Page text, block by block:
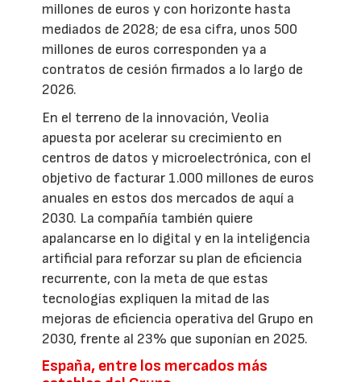
millones de euros y con horizonte hasta
mediados de 2028; de esa cifra, unos 500
millones de euros corresponden ya a
contratos de cesión firmados a lo largo de
2026.
En el terreno de la innovación, Veolia
apuesta por acelerar su crecimiento en
centros de datos y microelectrónica, con el
objetivo de facturar 1.000 millones de euros
anuales en estos dos mercados de aquí a
2030. La compañía también quiere
apalancarse en lo digital y en la inteligencia
artificial para reforzar su plan de eficiencia
recurrente, con la meta de que estas
tecnologías expliquen la mitad de las
mejoras de eficiencia operativa del Grupo en
2030, frente al 23% que suponían en 2025.
España, entre los mercados más